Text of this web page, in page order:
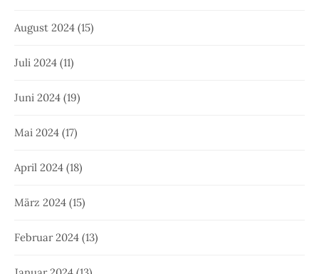
August 2024 (15)
Juli 2024 (11)
Juni 2024 (19)
Mai 2024 (17)
April 2024 (18)
März 2024 (15)
Februar 2024 (13)